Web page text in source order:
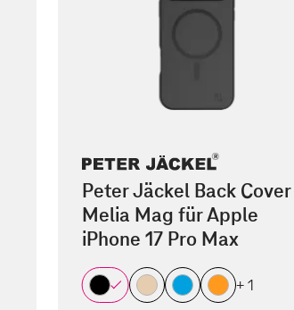
Peter Jäckel Back Cover
Melia Mag für Apple
iPhone 17 Pro Max
+ 1